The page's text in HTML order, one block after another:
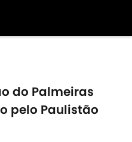
do Palmeiras
pelo Paulistão